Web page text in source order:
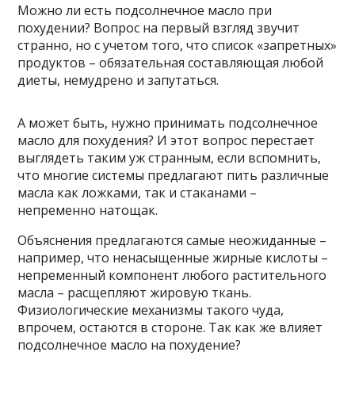
Можно ли есть подсолнечное масло при
похудении? Вопрос на первый взгляд звучит
странно, но с учетом того, что список «запретных»
продуктов – обязательная составляющая любой
диеты, немудрено и запутаться.
А может быть, нужно принимать подсолнечное
масло для похудения? И этот вопрос перестает
выглядеть таким уж странным, если вспомнить,
что многие системы предлагают пить различные
масла как ложками, так и стаканами –
непременно натощак.
Объяснения предлагаются самые неожиданные –
например, что ненасыщенные жирные кислоты –
непременный компонент любого растительного
масла – расщепляют жировую ткань.
Физиологические механизмы такого чуда,
впрочем, остаются в стороне. Так как же влияет
подсолнечное масло на похудение?